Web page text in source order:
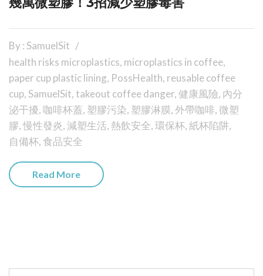
By : SamuelSit
health risks microplastics, microplastics in coffee,
paper cup plastic lining, PossHealth, reusable coffee
cup, SamuelSit, takeout coffee danger,健康風險, 內分
泌干擾,咖啡杯蓋, 塑膠污染, 塑膠淋膜,外帶咖啡,微塑
膠,慢性發炎, 減塑生活, 熱飲安全,環保杯,紙杯陷阱,
自備杯,食品安全
Read More